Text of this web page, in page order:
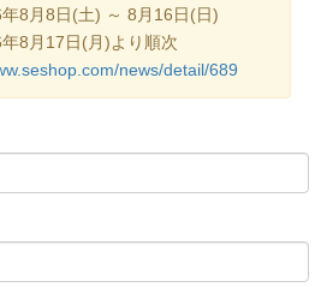
8月8日(土) ～ 8月16日(日)
月17日(月)より順次
news/detail/689